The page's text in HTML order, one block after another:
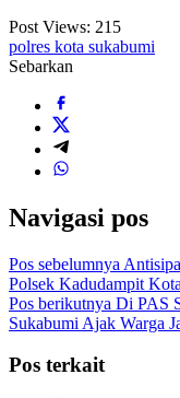
Post Views: 215
polres kota sukabumi
Sebarkan
Navigasi pos
Pos sebelumnya
Polsek Kadudampit
Pos berikutnya Di PAS
Sukabumi Ajak Warga
Pos terkait